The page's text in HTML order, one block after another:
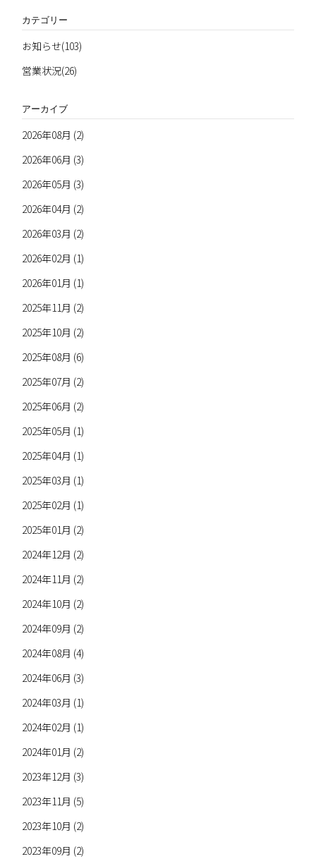
カテゴリー
お知らせ(103)
営業状況(26)
アーカイブ
2026年08月 (2)
2026年06月 (3)
2026年05月 (3)
2026年04月 (2)
2026年03月 (2)
2026年02月 (1)
2026年01月 (1)
2025年11月 (2)
2025年10月 (2)
2025年08月 (6)
2025年07月 (2)
2025年06月 (2)
2025年05月 (1)
2025年04月 (1)
2025年03月 (1)
2025年02月 (1)
2025年01月 (2)
2024年12月 (2)
2024年11月 (2)
2024年10月 (2)
2024年09月 (2)
2024年08月 (4)
2024年06月 (3)
2024年03月 (1)
2024年02月 (1)
2024年01月 (2)
2023年12月 (3)
2023年11月 (5)
2023年10月 (2)
2023年09月 (2)